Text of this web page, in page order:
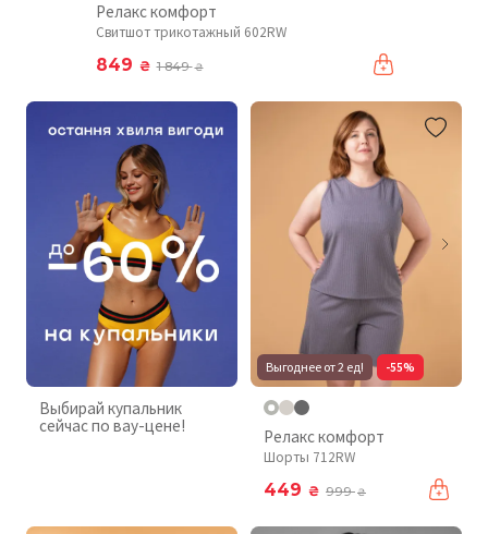
Релакс комфорт
Свитшот трикотажный 602RW
849 ₴ 1 849₴
Выбирай купальник
сейчас по вау-цене!
Выгоднее от 2 ед! -55%
Релакс комфорт
Шорты 712RW
449 ₴ 999₴